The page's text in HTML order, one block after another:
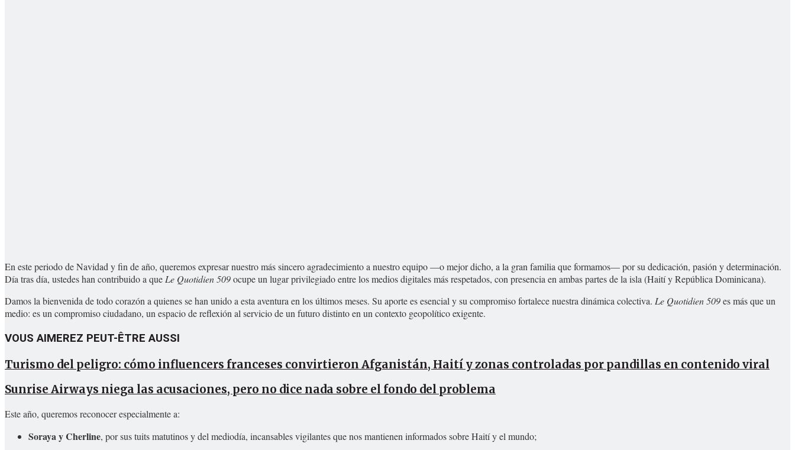
En este periodo de Navidad y fin de año, queremos expresar nuestro más sincero agradecimiento a nuestro equipo —o mejor dicho, a la gran familia que formamos— por su dedicación, pasión y determinación.
Día tras día, ustedes han contribuido a que Le Quotidien 509ocupe un lugar privilegiado entre los medios digitales más respetados, con presencia en ambas partes de la isla (Haití y República Dominicana).
Damos la bienvenida de todo corazón a quienes se han unido a esta aventura en los últimos meses. Su aporte es esencial y su compromiso fortalece nuestra dinámica colectiva. Le Quotidien 509es más que un
medio: es un compromiso ciudadano, un espacio de reflexión al servicio de un futuro distinto en un contexto geopolítico exigente.
VOUS AIMEREZ PEUT-ÊTRE AUSSI
Turismo del peligro: cómo influencers franceses convirtieron Afganistán, Haití y zonas controladas por pandillas en contenido viral
Sunrise Airways niega las acusaciones, pero no dice nada sobre el fondo del problema
Este año, queremos reconocer especialmente a:
Soraya y Cherline, por sus tuits matutinos y del mediodía, incansables vigilantes que nos mantienen informados sobre Haití y el mundo;